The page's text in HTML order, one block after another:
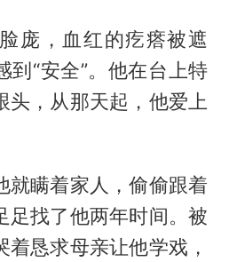
庞，血红的疙瘩被遮
到“安全”。他在台上特
头，从那天起，他爱上
就瞒着家人，偷偷跟着
足找了他两年时间。被
恳求母亲让他学戏，